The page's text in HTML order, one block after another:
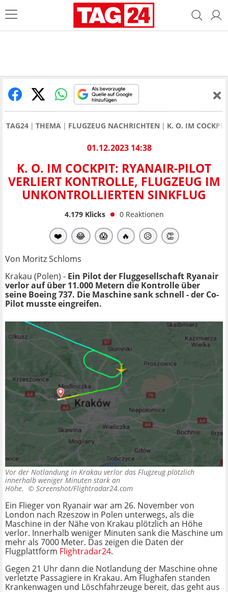
TAG24 THEMA FLUGZEUG NACHRICHTEN K. O. IM
01.12.2023 14:38
K. O. IM COCKPIT: RYANAIR-PILOT
VERLIERT KONTROLLE, FLUGZEUG IM
UNKONTROLLIERTEN SINKFLUG
4.179Klicks 0 Reaktionen
❤️ 😂 😱 🔥 😥 👏
Von Moritz Schloms
Krakau (Polen) - Ein Pilot der Fluggesellschaft Ryanair
verlor auf über 11.000 Metern die Kontrolle über
seine Boeing 737. Die Maschine sank schnell - der Co-
Pilot musste eingreifen.
Vor der Notlandung in Krakau verlor das Flugzeug plötzlich
innerhalb weniger Minuten stark an
Höhe. © Screenshot/Flightradar24.com
Ein Flieger von Ryanair war am 26. November von
London nach Rzeszow in Polen unterwegs, als die
Maschine in der Nähe von Krakau plötzlich an Höhe
verlor. Innerhalb weniger Minuten sank die Maschine um
mehr als 7000 Meter. Das zeigen die Daten der
Flugplattform Flightradar24.
Gegen 21 Uhr dann die Notlandung der Maschine ohne
verletzte Passagiere in Krakau. Am Flughafen standen
Krankenwagen und Löschfahrzeuge bereit, das geht aus